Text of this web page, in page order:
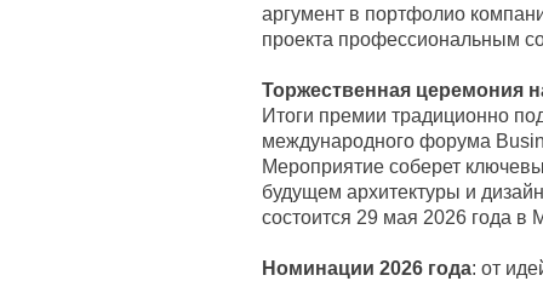
аргумент в портфолио
проекта профессиональным
Торжественная церемония
Итоги премии традиционно
международного форума
Мероприятие соберет
будущем архитектуры и
состоится 29 мая 2026 года
Номинации 2026 года: от